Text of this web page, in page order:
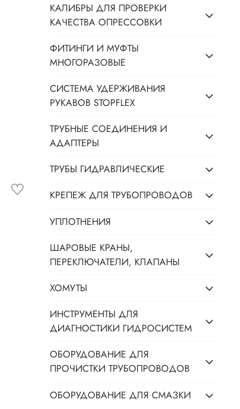
КАЛИБРЫ ДЛЯ ПРОВЕРКИ
КАЧЕСТВА ОПРЕССОВКИ
ФИТИНГИ И МУФТЫ
МНОГОРАЗОВЫЕ
СИСТЕМА УДЕРЖИВАНИЯ
РУКАВОВ STOPFLEX
ТРУБНЫЕ СОЕДИНЕНИЯ И
АДАПТЕРЫ
ТРУБЫ ГИДРАВЛИЧЕСКИЕ
КРЕПЕЖ ДЛЯ ТРУБОПРОВОДОВ
УПЛОТНЕНИЯ
ШАРОВЫЕ КРАНЫ,
ПЕРЕКЛЮЧАТЕЛИ, КЛАПАНЫ
ХОМУТЫ
ИНСТРУМЕНТЫ ДЛЯ
ДИАГНОСТИКИ ГИДРОСИСТЕМ
ОБОРУДОВАНИЕ ДЛЯ
ПРОЧИСТКИ ТРУБОПРОВОДОВ
ОБОРУДОВАНИЕ ДЛЯ СМАЗКИ